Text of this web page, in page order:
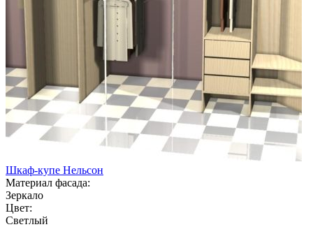
Шкаф-купе Нельсон
Материал фасада:
Зеркало
Цвет:
Светлый